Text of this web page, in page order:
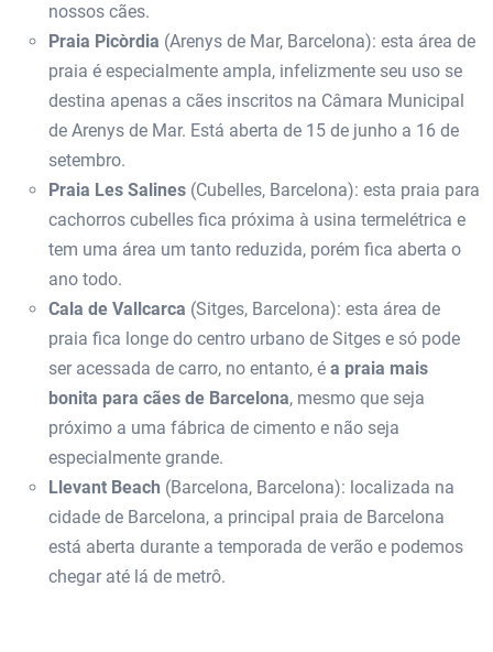
nossos cães.
Praia Picòrdia (Arenys de Mar, Barcelona): esta área de
praia é especialmente ampla, infelizmente seu uso se
destina apenas a cães inscritos na Câmara Municipal
de Arenys de Mar. Está aberta de 15 de junho a 16 de
setembro.
Praia Les Salines (Cubelles, Barcelona): esta praia para
cachorros cubelles fica próxima à usina termelétrica e
tem uma área um tanto reduzida, porém fica aberta o
ano todo.
Cala de Vallcarca (Sitges, Barcelona): esta área de
praia fica longe do centro urbano de Sitges e só pode
ser acessada de carro, no entanto, é a praia mais
bonita para cães de Barcelona, mesmo que seja
próximo a uma fábrica de cimento e não seja
especialmente grande.
Llevant Beach (Barcelona, ​​Barcelona): localizada na
cidade de Barcelona, ​​a principal praia de Barcelona
está aberta durante a temporada de verão e podemos
chegar até lá de metrô.